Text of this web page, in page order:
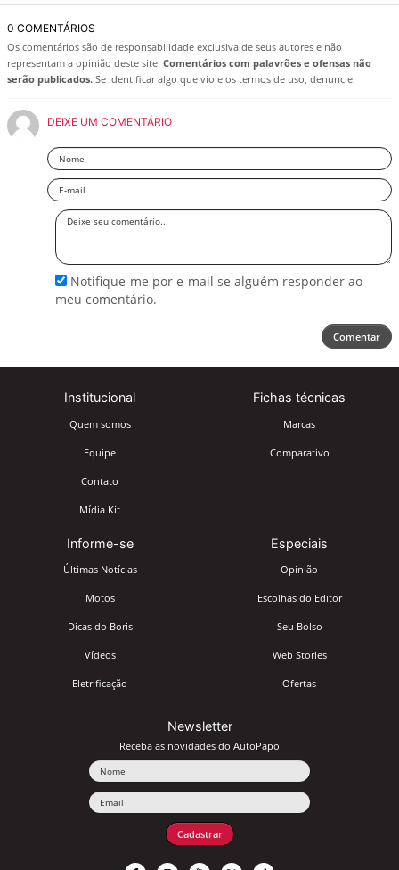
0 COMENTÁRIOS
Os comentários são de responsabilidade exclusiva de seus autores e não
representam a opinião deste site. Comentários com palavrões e ofensas não
serão publicados. Se identificar algo que viole os termos de uso, denuncie.
DEIXE UM COMENTÁRIO
Nome
Email
Deixe
Notifique-me por e-mail se alguém responder ao
meu comentário.
Comentar
Institucional
Quem somos
Equipe
Contato
Mídia Kit
Fichas técnicas
Marcas
Comparativo
Informe-se
Últimas Notícias
Motos
Dicas do Boris
Vídeos
Eletrificação
Especiais
Opinião
Escolhas do Editor
Seu Bolso
Web Stories
Ofertas
Newsletter
Receba as novidades do AutoPapo
Cadastrar